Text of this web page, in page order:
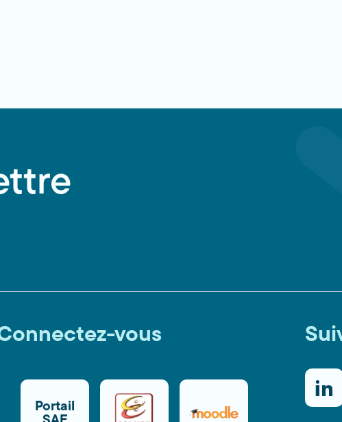
vous
Portail